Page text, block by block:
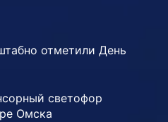
отметили День
светофор
Омска